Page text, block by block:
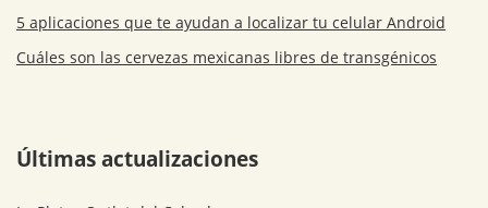
5 aplicaciones que te ayudan a localizar tu celular Android
Cuáles son las cervezas mexicanas libres de transgénicos
Últimas actualizaciones